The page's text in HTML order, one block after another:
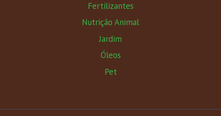
Fertilizantes
Nutrição Animal
Jardim
Óleos
Pet